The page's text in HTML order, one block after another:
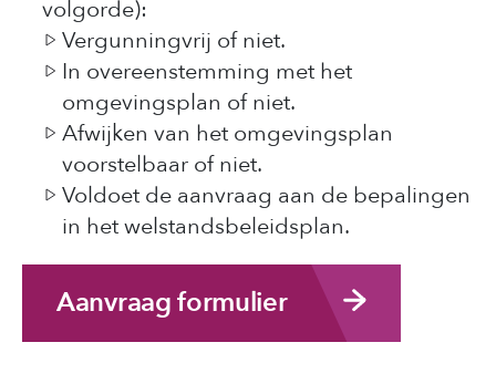
volgorde):
Vergunningvrij of niet.
In overeenstemming met het
omgevingsplan of niet.
Afwijken van het omgevingsplan
voorstelbaar of niet.
Voldoet de aanvraag aan de bepalingen
in het welstandsbeleidsplan.
Aanvraag formulier